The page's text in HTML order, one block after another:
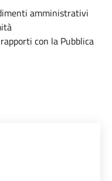
amministrativi
con la Pubblica